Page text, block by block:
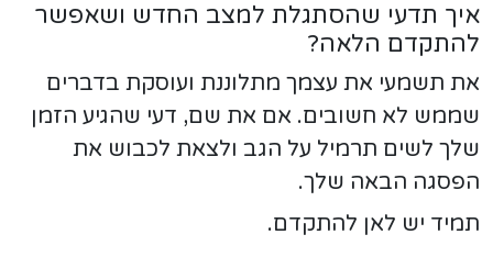
איך תדעי שהסתגלת למצב החדש ושאפשר
להתקדם הלאה?
את תשמעי את עצמך מתלוננת ועוסקת בדברים
שממש לא חשובים. אם את שם, דעי שהגיע הזמן
שלך לשים תרמיל על הגב ולצאת לכבוש את
הפסגה הבאה שלך.
תמיד יש לאן להתקדם.